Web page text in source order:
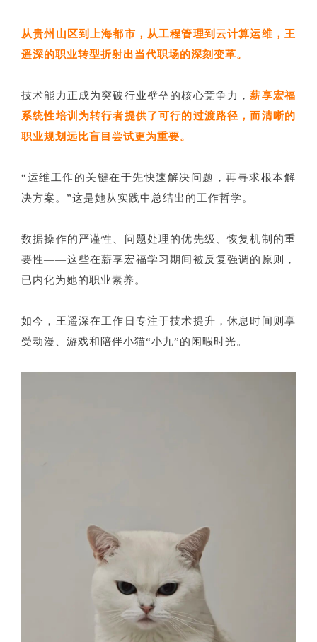
从贵州山区到上海都市，从工程管理到云计算运维，王
遥深的职业转型折射出当代职场的深刻变革。
技术能力正成为突破行业壁垒的核心竞争力，薪享宏福
系统性培训为转行者提供了可行的过渡路径，而清晰的
职业规划远比盲目尝试更为重要。
“运维工作的关键在于先快速解决问题，再寻求根本解
决方案。”这是她从实践中总结出的工作哲学。
数据操作的严谨性、问题处理的优先级、恢复机制的重
要性——这些在薪享宏福学习期间被反复强调的原则，
已内化为她的职业素养。
如今，王遥深在工作日专注于技术提升，休息时间则享
受动漫、游戏和陪伴小猫“小九”的闲暇时光。